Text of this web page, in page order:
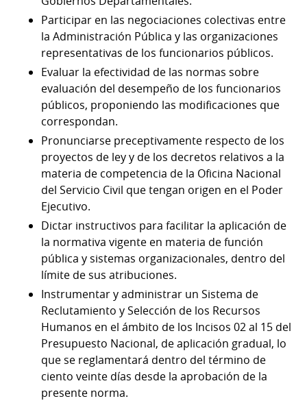
Participar en las negociaciones colectivas entre
la Administración Pública y las organizaciones
representativas de los funcionarios públicos.
Evaluar la efectividad de las normas sobre
evaluación del desempeño de los funcionarios
públicos, proponiendo las modificaciones que
correspondan.
Pronunciarse preceptivamente respecto de los
proyectos de ley y de los decretos relativos a la
materia de competencia de la Oficina Nacional
del Servicio Civil que tengan origen en el Poder
Ejecutivo.
Dictar instructivos para facilitar la aplicación de
la normativa vigente en materia de función
pública y sistemas organizacionales, dentro del
límite de sus atribuciones.
Instrumentar y administrar un Sistema de
Reclutamiento y Selección de los Recursos
Humanos en el ámbito de los Incisos 02 al 15 del
Presupuesto Nacional, de aplicación gradual, lo
que se reglamentará dentro del término de
ciento veinte días desde la aprobación de la
presente norma.